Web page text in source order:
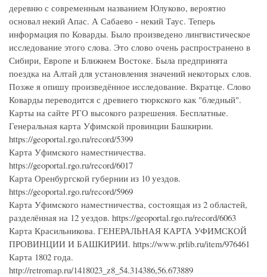
деревню с современным названием Юлуково, вероятно
основал некий Апас. А Сабаево - некий Таус. Теперь
информация по Коварды. Было произведено лингвистическое
исследование этого слова. Это слово очень распространено в
Сибири, Европе и Ближнем Востоке. Была предпринята
поездка на Алтай для установления значений некоторых слов.
Позже я опишу произведённое исследование. Вкратце. Слово
Коварды переводится с древнего тюркского как "бледный".
Карты на сайте РГО высокого разрешения. Бесплатные.
Генеральная карта Уфимской провинции Башкирии.
https://geoportal.rgo.ru/record/5399
Карта Уфимского наместничества.
https://geoportal.rgo.ru/record/6017
Карта Оренбургской губернии из 10 уездов.
https://geoportal.rgo.ru/record/5969
Карта Уфимского наместничества, состоящая из 2 областей,
разделённая на 12 уездов. https://geoportal.rgo.ru/record/6063
Карта Красильникова. ГЕНЕРАЛЬНАЯ КАРТА УФИМСКОЙ
ПРОВИНЦИИ И БАШКИРИИ. https://www.prlib.ru/item/976461
Карта 1802 года.
http://retromap.ru/1418023_z8_54.314386,56.673889